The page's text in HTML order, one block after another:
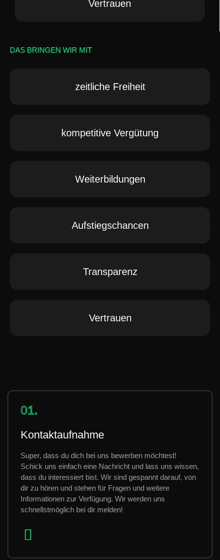
Vertrauen
DAS BRINGEN WIR MIT
zeitliche Freiheit
kompetitive Vergütung
Weiterbildungen
Aufstiegschancen
Transparenz
Vertrauen
01.
Kontaktaufnahme
Super, dass du dich bei uns bewerben möchtest!
Schick uns einfach eine Nachricht und lass uns wissen,
dass du interessiert bist. Wir sind gespannt darauf, von
dir zu hören und stehen für Fragen und weitere
Informationen zur Verfügung. Wir werden uns
schnellstmöglich bei dir melden!